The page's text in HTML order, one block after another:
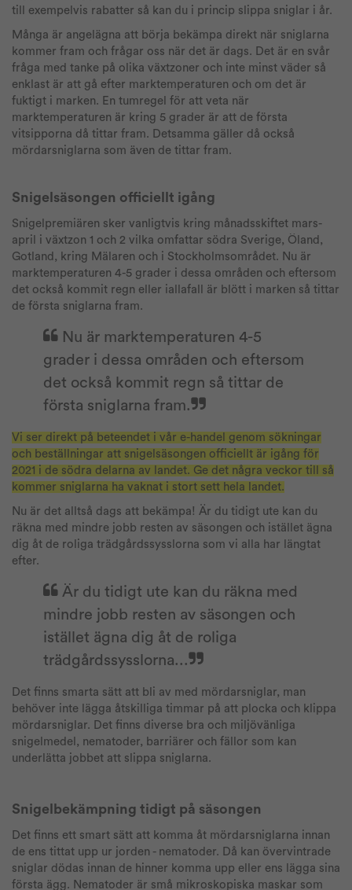
till exempelvis rabatter så kan du i princip slippa sniglar i år.
Många är angelägna att börja bekämpa direkt när sniglarna
kommer fram och frågar oss när det är dags. Det är en svår
fråga med tanke på olika växtzoner och inte minst väder så
enklast är att gå efter marktemperaturen och om det är
fuktigt i marken. En tumregel för att veta när
marktemperaturen är kring 5 grader är att de första
vitsipporna då tittar fram. Detsamma gäller då också
mördarsniglarna som även de tittar fram.
Snigelsäsongen officiellt igång
Snigelpremiären sker vanligtvis kring månadsskiftet mars-
april i växtzon 1 och 2 vilka omfattar södra Sverige, Öland,
Gotland, kring Mälaren och i Stockholmsområdet. Nu är
marktemperaturen 4-5 grader i dessa områden och eftersom
det också kommit regn eller iallafall är blött i marken så tittar
de första sniglarna fram.
Nu är marktemperaturen 4-5
grader i dessa områden och eftersom
det också kommit regn så tittar de
första sniglarna fram.
Vi ser direkt på beteendet i vår e-handel genom sökningar
och beställningar att snigelsäsongen officiellt är igång för
2021 i de södra delarna av landet. Ge det några veckor till så
kommer sniglarna ha vaknat i stort sett hela landet.
Nu är det alltså dags att bekämpa! Är du tidigt ute kan du
räkna med mindre jobb resten av säsongen och istället ägna
dig åt de roliga trädgårdssysslorna som vi alla har längtat
efter.
Är du tidigt ute kan du räkna med
mindre jobb resten av säsongen och
istället ägna dig åt de roliga
trädgårdssysslorna...
Det finns smarta sätt att bli av med mördarsniglar, man
behöver inte lägga åtskilliga timmar på att plocka och klippa
mördarsniglar. Det finns diverse bra och miljövänliga
snigelmedel, nematoder, barriärer och fällor som kan
underlätta jobbet att slippa sniglarna.
Snigelbekämpning tidigt på säsongen
Det finns ett smart sätt att komma åt mördarsniglarna innan
de ens tittat upp ur jorden - nematoder. Då kan övervintrade
sniglar dödas innan de hinner komma upp eller ens lägga sina
första ägg. Nematoder är små mikroskopiska maskar som